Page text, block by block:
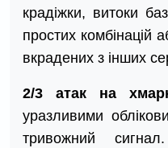
крадіжки, витоки
простих комбінацій
вкрадених з інших
2/3 атак на
уразливими
тривожний